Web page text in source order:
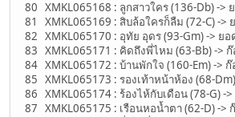
80 XMKL065168 : ลูกสาวใคร (136-Db) ->
81 XMKL065169 : สิบล้อใครก็ลืม (72-C) ->
82 XMKL065170 : อุทัย อุดร (93-Gm) -> ยอ
83 XMKL065171 : คิดถึงพี่ไหม (63-Bb) ->
84 XMKL065172 : บ้านพักใจ (160-Em) ->
85 XMKL065173 : รองเท้าหน้าห้อง (68-
86 XMKL065174 : ร้องไห้กับเดือน (78-G) -
87 XMKL065175 : เรือนหอน้ำตา (62-D) ->